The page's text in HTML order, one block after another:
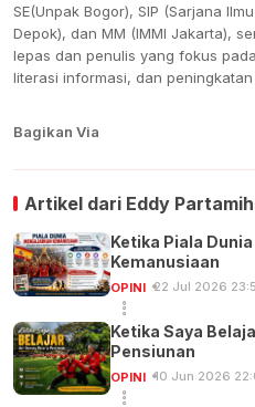
SE(Unpak Bogor), SIP (Sarjana
Depok), dan MM (IMMI Jakarta),
lepas dan penulis yang fokus
literasi informasi, dan
Bagikan Via
Artikel dari Eddy
Ketika Piala
Kemanusiaan
OPINI 22 Jul 2026
Ketika Saya
Pensiunan
OPINI 10 Jun 2026